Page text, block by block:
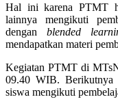
Hal ini karena PTMT
lainnya mengikuti
dengan blended
mendapatkan materi
Kegiatan PTMT di
09.40 WIB. Berikutnya
siswa mengikuti